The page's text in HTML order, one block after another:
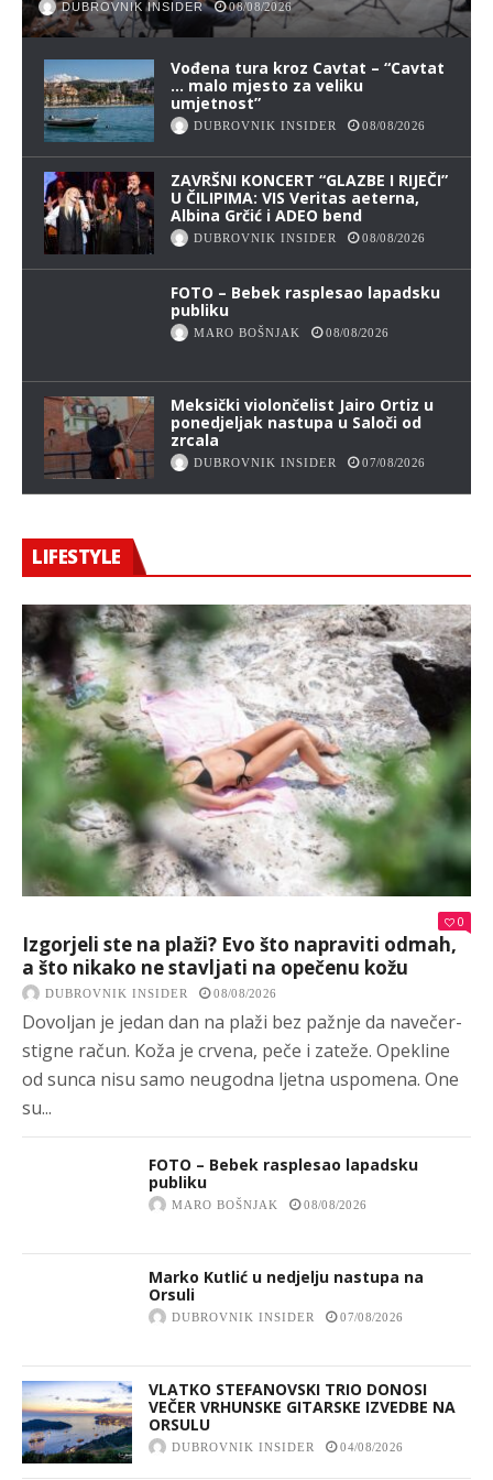
DUBROVNIK INSIDER 08/08/2026
Vođena tura kroz Cavtat – “Cavtat
… malo mjesto za veliku
umjetnost”
DUBROVNIK INSIDER 08/08/2026
ZAVRŠNI KONCERT “GLAZBE I RIJEČI”
U ČILIPIMA: VIS Veritas aeterna,
Albina Grčić i ADEO bend
DUBROVNIK INSIDER 08/08/2026
FOTO – Bebek rasplesao lapadsku
publiku
MARO BOŠNJAK 08/08/2026
Meksički violončelist Jairo Ortiz u
ponedjeljak nastupa u Saloči od
zrcala
DUBROVNIK INSIDER 07/08/2026
LIFESTYLE
0
Izgorjeli ste na plaži? Evo što napraviti odmah,
a što nikako ne stavljati na opečenu kožu
DUBROVNIK INSIDER 08/08/2026
Dovoljan je jedan dan na plaži bez pažnje da navečer-
stigne račun. Koža je crvena, peče i zateže. Opekline
od sunca nisu samo neugodna ljetna uspomena. One
su...
FOTO – Bebek rasplesao lapadsku
publiku
MARO BOŠNJAK 08/08/2026
Marko Kutlić u nedjelju nastupa na
Orsuli
DUBROVNIK INSIDER 07/08/2026
VLATKO STEFANOVSKI TRIO DONOSI
VEČER VRHUNSKE GITARSKE IZVEDBE NA
ORSULU
DUBROVNIK INSIDER 04/08/2026